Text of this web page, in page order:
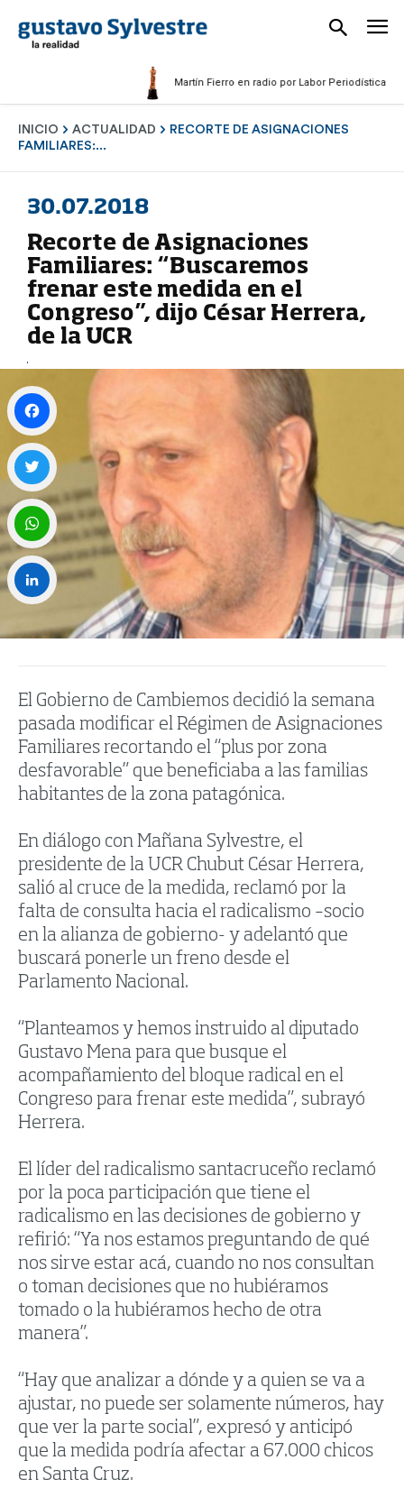
Martín Fierro en radio por Labor Periodística
INICIO ACTUALIDAD
RECORTE DE ASIGNACIONES
FAMILIARES:...
30.07.2018
Recorte de Asignaciones
Familiares: “Buscaremos
frenar este medida en el
Congreso”, dijo César Herrera,
de la UCR
El Gobierno de Cambiemos decidió la semana
pasada modificar el Régimen de Asignaciones
Familiares recortando el “plus por zona
desfavorable” que beneficiaba a las familias
habitantes de la zona patagónica.
En diálogo con Mañana Sylvestre, el
presidente de la UCR Chubut César Herrera,
salió al cruce de la medida, reclamó por la
falta de consulta hacia el radicalismo –socio
en la alianza de gobierno- y adelantó que
buscará ponerle un freno desde el
Parlamento Nacional.
“Planteamos y hemos instruido al diputado
Gustavo Mena para que busque el
acompañamiento del bloque radical en el
Congreso para frenar este medida”, subrayó
Herrera.
El líder del radicalismo santacruceño reclamó
por la poca participación que tiene el
radicalismo en las decisiones de gobierno y
refirió: “Ya nos estamos preguntando de qué
nos sirve estar acá, cuando no nos consultan
o toman decisiones que no hubiéramos
tomado o la hubiéramos hecho de otra
manera”.
“Hay que analizar a dónde y a quien se va a
ajustar, no puede ser solamente números, hay
que ver la parte social”, expresó y anticipó
que la medida podría afectar a 67.000 chicos
en Santa Cruz.
Facebook
Twitter
WhatsApp